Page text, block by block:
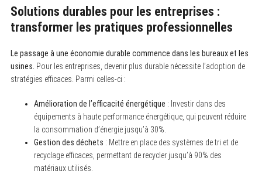
Solutions durables pour les entreprises :
transformer les pratiques professionnelles
Le passage à une économie durable commence dans les bureaux et les
usines. Pour les entreprises, devenir plus durable nécessite l’adoption de
stratégies efficaces. Parmi celles-ci :
Amélioration de l’efficacité énergétique : Investir dans des
équipements à haute performance énergétique, qui peuvent réduire
la consommation d’énergie jusqu’à 30%.
Gestion des déchets : Mettre en place des systèmes de tri et de
recyclage efficaces, permettant de recycler jusqu’à 90% des
matériaux utilisés.